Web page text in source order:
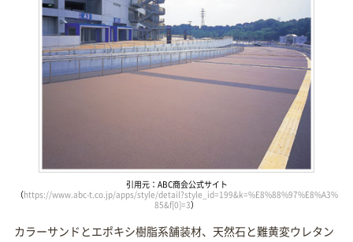
引用元：ABC商会公式サイト
（https://www.abc-t.co.jp/apps/style/detail?style_id=199&k=%E8%88%97%E8%A3%
85&f[0]=3）
カラーサンドとエポキシ樹脂系舗装材、天然石と難黄変ウレタン